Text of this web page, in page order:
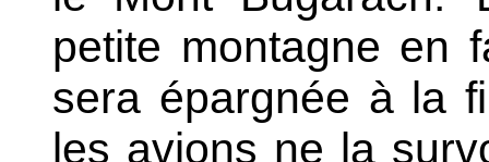
petite montagne en
sera épargnée à la
les avions ne la